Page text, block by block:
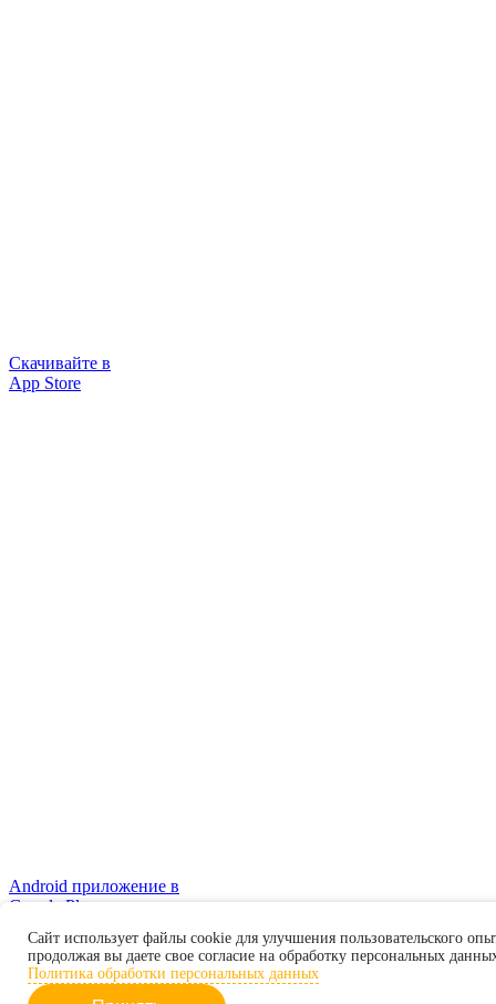
Скачивайте в
App Store
Android приложение в
Google Play
© Все права защищены. 2026
Сайт использует файлы cookie для улучшения пользовательского
продолжая вы даете свое согласие на обработку персональных
Политика обработки персональных данных